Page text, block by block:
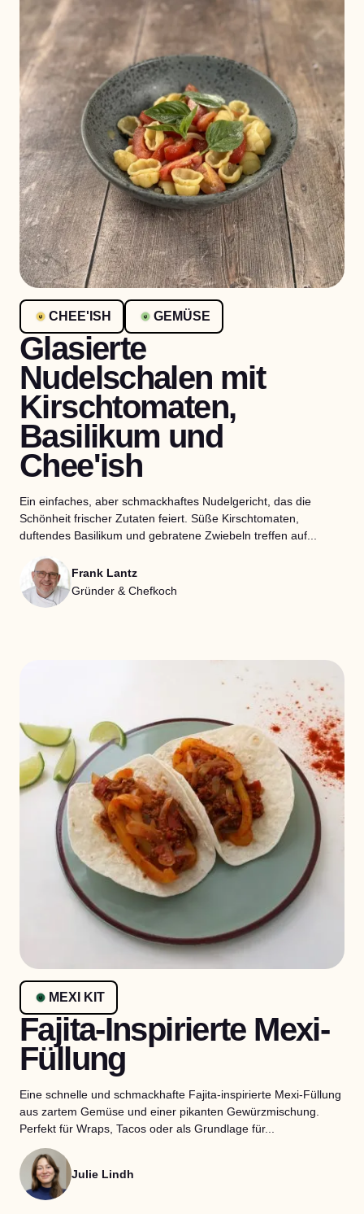
CHEE'ISH GEMÜSE
Glasierte
Nudelschalen mit
Kirschtomaten,
Basilikum und
Chee'ish
Ein einfaches, aber schmackhaftes Nudelgericht, das die
Schönheit frischer Zutaten feiert. Süße Kirschtomaten,
duftendes Basilikum und gebratene Zwiebeln treffen auf...
Frank Lantz
Gründer & Chefkoch
MEXI KIT
Fajita-Inspirierte Mexi-
Füllung
Eine schnelle und schmackhafte Fajita-inspirierte Mexi-Füllung
aus zartem Gemüse und einer pikanten Gewürzmischung.
Perfekt für Wraps, Tacos oder als Grundlage für...
Julie Lindh